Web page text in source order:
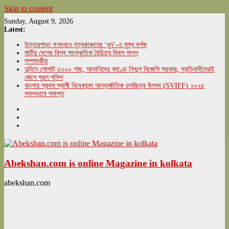
Skip to content
Sunday, August 9, 2026
Latest:
উত্তরপাড়া গণভবনে নৃত্যকাঞ্চনের ‘ধুন’-এ মুগ্ধ দর্শক
মাটির দেশের বিশ্ব সাংস্কৃতিক বৈচিত্র্য দিবস পালন
সম্পাদকীয়
দুদিনে লোপাট ৫০০০ গাছ, আদানিদের কাণ্ডে নিশ্চুপ বিজেপি সরকার, প্রতিবাদীদেরই
জেলে পুরল পুলিশ
বাংলায় প্রথম স্বামী বিবেকানন্দ আন্তর্জাতিক চলচ্চিত্র উৎসব (SVIFF) ২০২৫
সফলভাবে সমাপ্ত
Abekshan.com is online Magazine in kolkata
abekshan.com